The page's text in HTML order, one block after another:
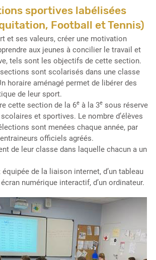
sportives labélisées
Football et Tennis)
et ses valeurs, créer une motivation
aux jeunes à concilier le travail et
tels sont les objectifs de cette section.
sont scolarisés dans une classe
horaire aménagé permet de libérer des
de leur sport.
cette section de la 6e à la 3e sous réserve
et sportives. Le nombre d’élèves
sont menées chaque année, par
officiels agréés.
de leur classe dans laquelle chacun a un
de la liaison internet, d’un tableau
numérique interactif, d’un ordinateur.